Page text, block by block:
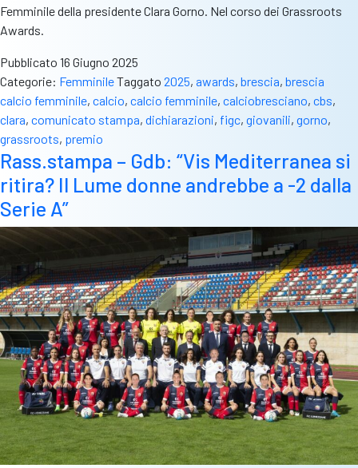
Femminile della presidente Clara Gorno. Nel corso dei Grassroots
Awards.
Pubblicato 16 Giugno 2025
Categorie: FemminileTaggato 2025, awards, brescia, brescia
calcio femminile, calcio, calcio femminile, calciobresciano, cbs,
clara, comunicato stampa, dichiarazioni, figc, giovanili, gorno,
grassroots, premio
Rass.stampa – Gdb: “Vis Mediterranea si
ritira? Il Lume donne andrebbe a -2 dalla
Serie A”